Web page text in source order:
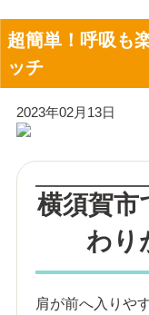
超簡単！呼吸も
ッチ
2023年02月13日
横須賀市
わり
肩が前へ入りや